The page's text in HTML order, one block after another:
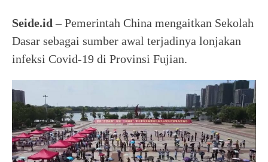
Seide.id – Pemerintah China mengaitkan Sekolah
Dasar sebagai sumber awal terjadinya lonjakan
infeksi Covid-19 di Provinsi Fujian.